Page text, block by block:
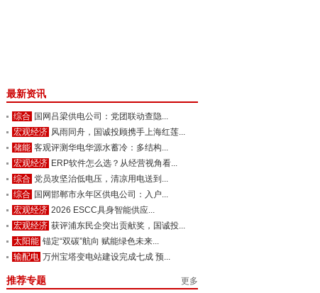
最新资讯
综合 国网吕梁供电公司：党团联动查隐...
宏观经济 风雨同舟，国诚投顾携手上海红莲...
储能 客观评测华电华源水蓄冷：多结构...
宏观经济 ERP软件怎么选？从经营视角看...
综合 党员攻坚治低电压，清凉用电送到...
综合 国网邯郸市永年区供电公司：入户...
宏观经济 2026 ESCC具身智能供应...
宏观经济 获评浦东民企突出贡献奖，国诚投...
太阳能 锚定“双碳”航向 赋能绿色未来...
输配电 万州宝塔变电站建设完成七成 预...
更多
推荐专题